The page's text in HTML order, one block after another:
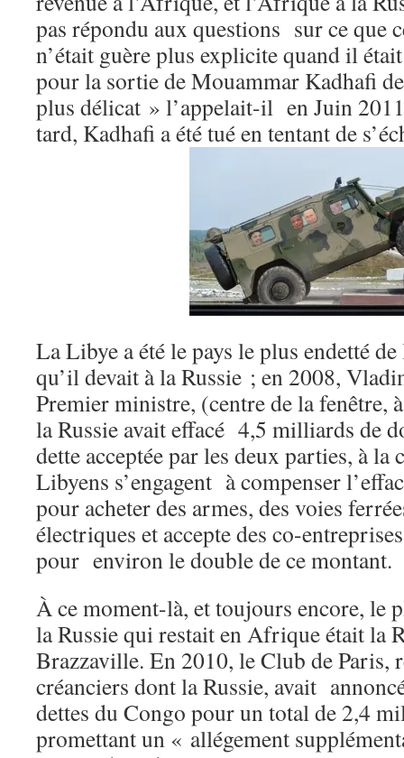
pas répondu aux questions sur ce que
n’était guère plus explicite quand il
pour la sortie de Mouammar Kadhafi
plus délicat » l’appelait-il en Juin
tard, Kadhafi a été tué en tentant de
La Libye a été le pays le plus endetté
qu’il devait à la Russie ; en 2008,
Premier ministre, (centre de la fenêtre,
la Russie avait effacé 4,5 milliards de
dette acceptée par les deux parties, à la
Libyens s’engagent à compenser
pour acheter des armes, des voies
électriques et accepte des co-
pour environ le double de ce montant.
À ce moment-là, et toujours encore, le
la Russie qui restait en Afrique était la
Brazzaville. En 2010, le Club de Paris,
créanciers dont la Russie, avait
dettes du Congo pour un total de 2,4
promettant un « allégement